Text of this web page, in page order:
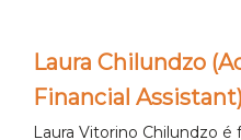
Laura Chilundzo
Financial Assistant)
Laura Vitorino Chilundzo